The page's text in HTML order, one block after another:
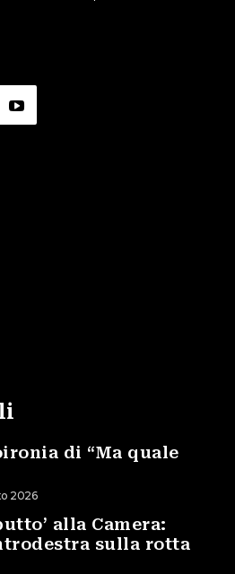
di “Ma quale
2026
alla Camera:
sulla rotta